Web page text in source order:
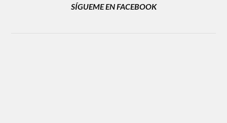
SÍGUEME EN FACEBOOK